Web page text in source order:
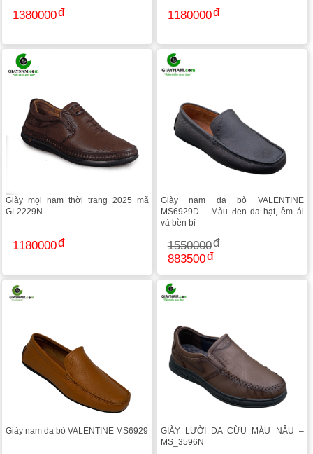
1380000 1180000
Giày mọi nam thời trang 2025 mã
GL2229N
1180000
Giày nam da bò VALENTINE
MS6929D – Màu đen da hạt, êm ái
và bền bỉ
1550000
883500
Giày nam da bò VALENTINE MS6929
GIÀY LƯỜI DA CỪU MÀU NÂU –
MS_3596N